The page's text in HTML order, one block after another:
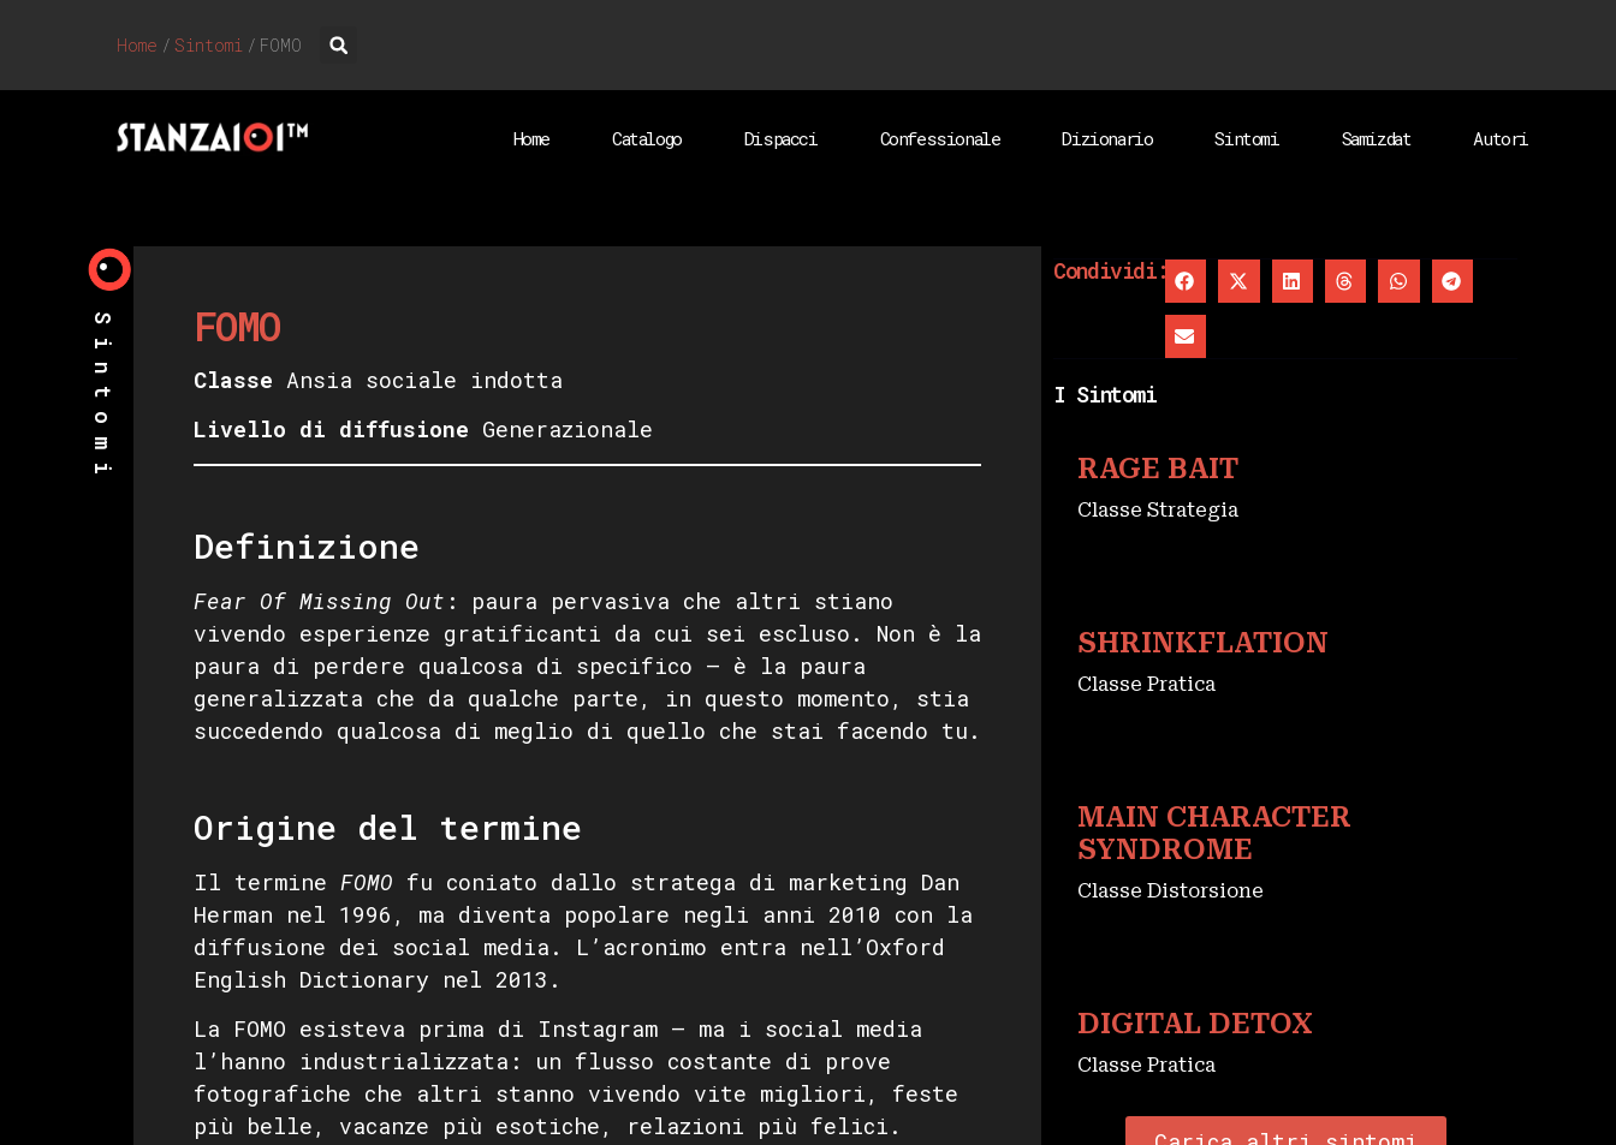
Home / Sintomi / FOMO
Home Catalogo Dispacci Confessionale Dizionario Sintomi Samizdat Autori
Sintomi FOMO
Classe Ansia sociale indotta
Livello di diffusione Generazionale
Definizione
Fear Of Missing Out : paura pervasiva che altri stiano
vivendo esperienze gratificanti da cui sei escluso. Non è la
paura di perdere qualcosa di specifico — è la paura
generalizzata che da qualche parte, in questo momento, stia
succedendo qualcosa di meglio di quello che stai facendo tu.
Origine del termine
Il termine FOMO fu coniato dallo stratega di marketing Dan
Herman nel 1996, ma diventa popolare negli anni 2010 con la
diffusione dei social media. L’acronimo entra nell’Oxford
English Dictionary nel 2013.
La FOMO esisteva prima di Instagram — ma i social media
l’hanno industrializzata: un flusso costante di prove
fotografiche che altri stanno vivendo vite migliori, feste
più belle, vacanze più esotiche, relazioni più felici.
Condividi:
I Sintomi
RAGE BAIT
Classe Strategia
SHRINKFLATION
Classe Pratica
MAIN CHARACTER
SYNDROME
Classe Distorsione
DIGITAL DETOX
Classe Pratica